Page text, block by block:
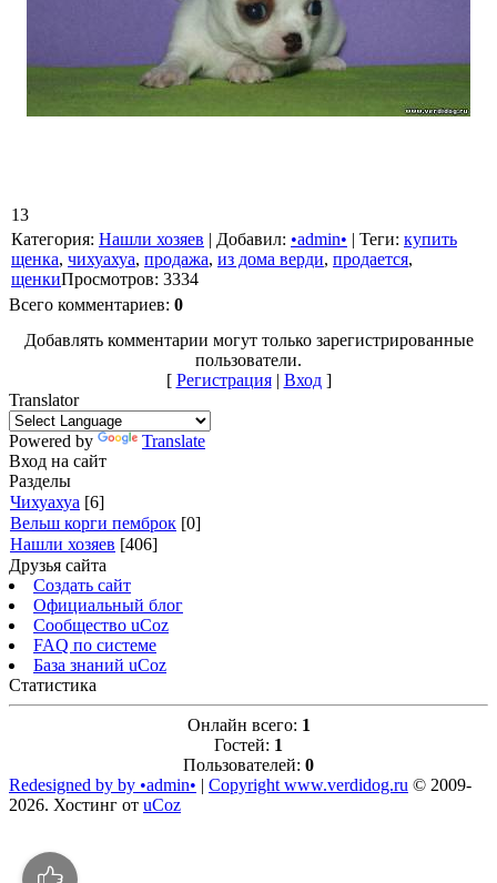
13
Категория: Нашли хозяев | Добавил: •admin• | Теги: купить
щенка, чихуахуа, продажа, из дома верди, продается,
щенкиПросмотров: 3334
Всего комментариев: 0
Добавлять комментарии могут только зарегистрированные
пользователи.
[ Регистрация| Вход]
Translator
Powered by
Translate
Вход на сайт
Разделы
Чихуахуа [6]
Вельш корги пемброк [0]
Нашли хозяев [406]
Друзья сайта
Создать сайт
Официальный блог
Сообщество uCoz
FAQ по системе
База знаний uCoz
Статистика
Онлайн всего: 1
Гостей: 1
Пользователей: 0
Redesigned by by •admin• | Copyright www.verdidog.ru © 2009-
2026. Хостинг от uCoz